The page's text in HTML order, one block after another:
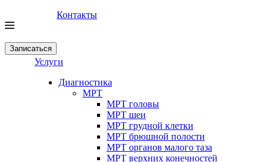
Контакты
Записаться
Услуги
Диагностика
МРТ
МРТ головы
МРТ шеи
МРТ грудной клетки
МРТ брюшной полости
МРТ органов малого таза
МРТ верхних конечностей